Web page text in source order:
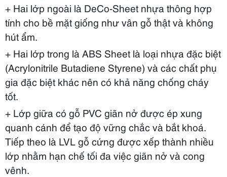
+ Hai lớp ngoài là DeCo-Sheet nhựa thông hợp
tính cho bề mặt giống như vân gỗ thật và không
hút ẩm.
+ Hai lớp trong là ABS Sheet là loại nhựa đặc biệt
(Acrylonitrile Butadiene Styrene) và các chất phụ
gia đặc biệt khác nên có khả năng chống cháy
tốt.
+ Lớp giữa có gỗ PVC giãn nở được ép xung
quanh cánh để tạo độ vững chắc và bắt khoá.
Tiếp theo là LVL gỗ cứng được xếp thành nhiều
lớp nhằm hạn chế tối đa việc giãn nở và cong
vênh.